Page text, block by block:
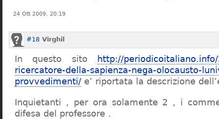
24 Ott 2009, 20:19
#18 Virghil
In questo sito
http://
ricercatore-della-sapienza-nega-olocausto-
provvedimenti/ e’ riportata la descrizione
Inquietanti , per ora solamente 2 , i
difesa del professore .